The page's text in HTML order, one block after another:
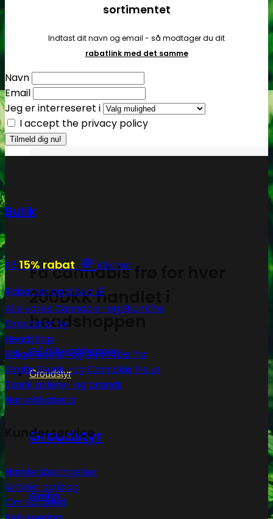
Få cannabis frø for hver
200DKK handlet i
headshoppen
Gå til headshoppen
Groudstyr
Groudstyr
Grolys
sortimentet
Indtast dit navn og email - så modtager du dit
rabatlink med det samme
Navn
Email
Jeg er interreseret i
I accept the privacy policy
Butik
Få 15% rabat 💸 Klik her
Rabatter og tilbud 💰
Alle vores Cannabis -og Skunkfrø
Groudstyr
Headshop
Billige Skunk -og Cannabis frø
Gratis Skunk -og Cannabis frø 🌿
Skunk avlere- og brands
Narkotikatests
Kunderservice
Handelsbetingelser
Artikler og blog
Om Subseed